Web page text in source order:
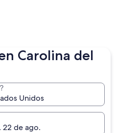
Carolina del
Unidos
22 de ago.